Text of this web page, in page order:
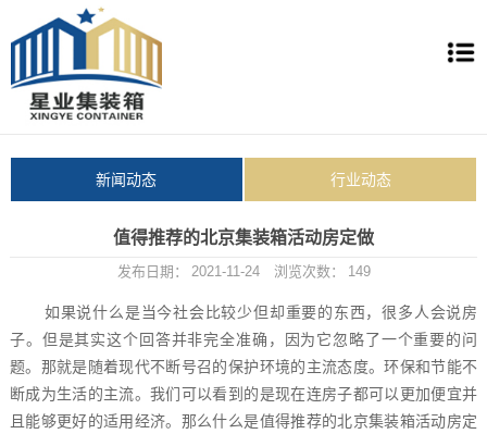
新闻动态 行业动态
值得推荐的北京集装箱活动房定做
发布日期： 2021-11-24 浏览次数： 149
如果说什么是当今社会比较少但却重要的东西，很多人会说房
子。但是其实这个回答并非完全准确，因为它忽略了一个重要的问
题。那就是随着现代不断号召的保护环境的主流态度。环保和节能不
断成为生活的主流。我们可以看到的是现在连房子都可以更加便宜并
且能够更好的适用经济。那么什么是值得推荐的北京集装箱活动房定